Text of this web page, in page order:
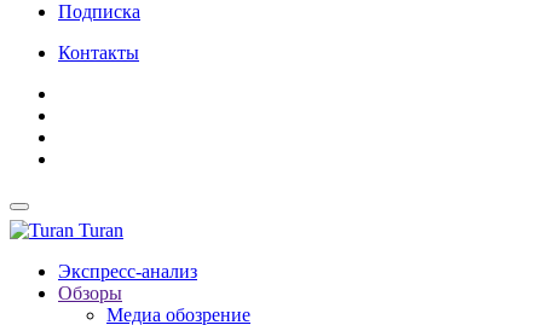
Подписка
Контакты
Turan
Экспресс-анализ
Обзоры
Медиа обозрение